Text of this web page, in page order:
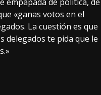
«ganas votos en el
La cuestión es que
delegados te pida que le